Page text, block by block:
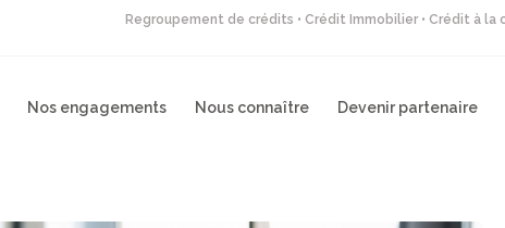
Regroupement de crédits • Crédit Immobilier • Crédit à la
Nos engagements Nous connaître Devenir partenaire